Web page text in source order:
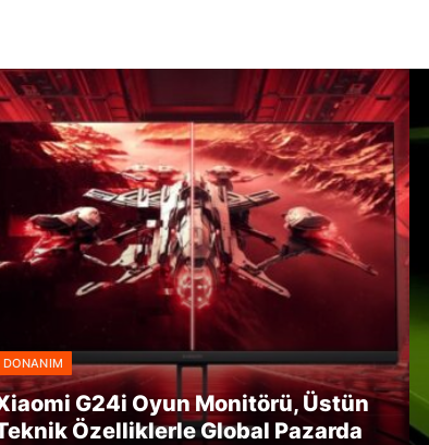
DONANIM
G24i Oyun Monitörü, Üstün
Özelliklerle Global Pazarda